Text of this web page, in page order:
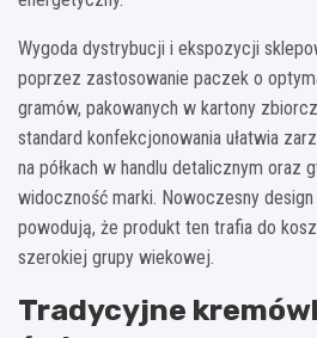
Wygoda dystrybucji i ekspozycji
poprzez zastosowanie paczek o
gramów, pakowanych w kartony
standard konfekcjonowania ułatwia
na półkach w handlu detalicznym oraz
widoczność marki. Nowoczesny
powodują, że produkt ten trafia do
szerokiej grupy wiekowej.
Tradycyjne